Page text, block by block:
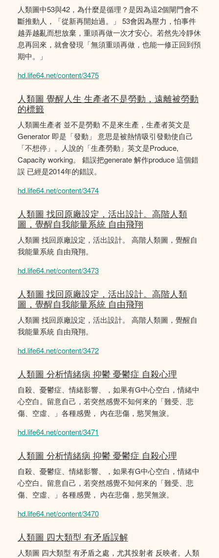
人類圖中53與42，為什麼是循理？是因為這2個閘門會不
斷推動人，「從新再開始過。」 53會因為壓力，怕事件
越弄越亂而想放棄，重頭再做一次才安心。若然先冷靜休
息再回來，就會發現「無須重頭再做，也能一修正回到預
期中。」
hd.life64.net/content/3475
人類圖 覺醒人生 生產者不是勞動，遠離被勞動
的標籤
人類圖生產者 並不是勞動 不是來生產，生產者英文是
Generator 即是「發動」 意思是被熱情吸引發動使自己
「不想停」。人說的「生產勞動」英文是Produce,
Capacity working。 錯誤把generate 解作produce 這個錯
誤 已經是2014年的錯誤。
hd.life64.net/content/3474
人類圖 找回原廠設定，活出設計。高階人類
圖，覺醒自我能量系統 自由飛翔
人類圖 找回原廠設定，活出設計。 高階人類圖，覺醒自
我能量系統 自由飛翔。
hd.life64.net/content/3473
人類圖 找回原廠設定，活出設計。高階人類
圖，覺醒自我能量系統 自由飛翔
人類圖 找回原廠設定，活出設計。 高階人類圖，覺醒自
我能量系統 自由飛翔。
hd.life64.net/content/3472
人類圖 分析情緒病 抑鬱 憂鬱症 自殺心理
自殺、憂鬱症、情緒影響、，如果有G中心空白，情緒中
心空白。留意自己，若突然感覺不知何來的「難受、悲
傷、空虛、」各種感覺， 內在悲傷，慾哭無淚。
hd.life64.net/content/3471
人類圖 分析情緒病 抑鬱 憂鬱症 自殺心理
自殺、憂鬱症、情緒影響、，如果有G中心空白，情緒中
心空白。留意自己，若突然感覺不知何來的「難受、悲
傷、空虛、」各種感覺， 內在悲傷，慾哭無淚。
hd.life64.net/content/3470
人類圖 四大類型 有矛盾誤解
人類圖 四大類型 有矛盾之處，尤其投射者 反映者。人類